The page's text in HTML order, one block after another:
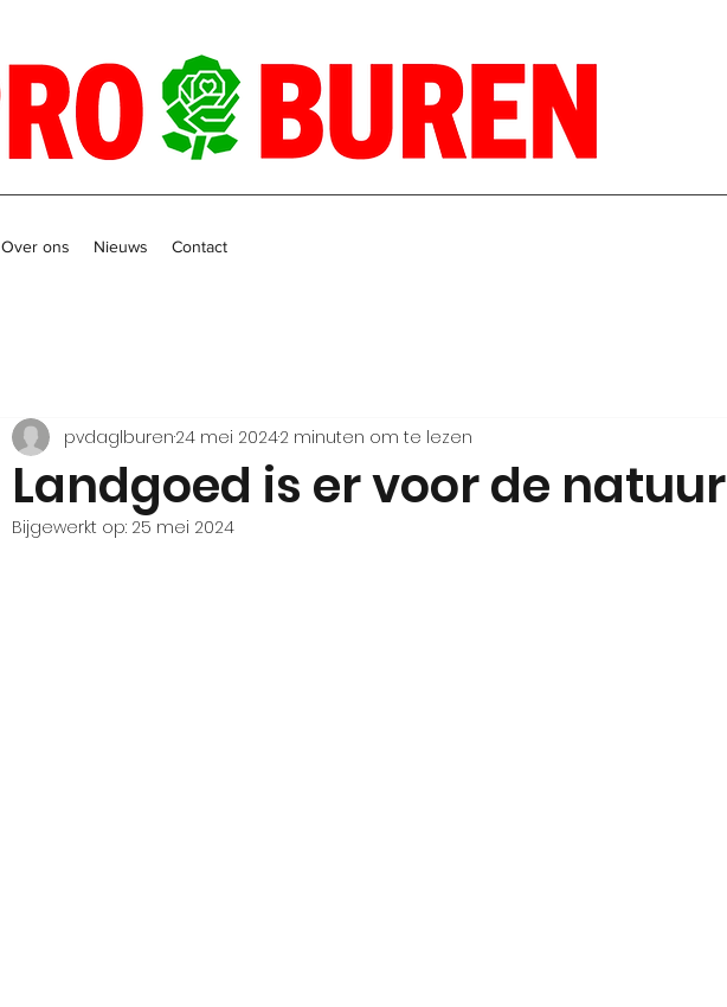
Over ons Nieuws Contact
Landgoed is er voor de natuur
pvdaglburen24 mei 20242 minuten om te lezen
Bijgewerkt op: 25 mei 2024